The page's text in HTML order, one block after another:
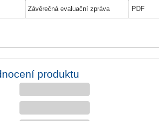
Závěrečná evaluační zpráva PDF
produktu